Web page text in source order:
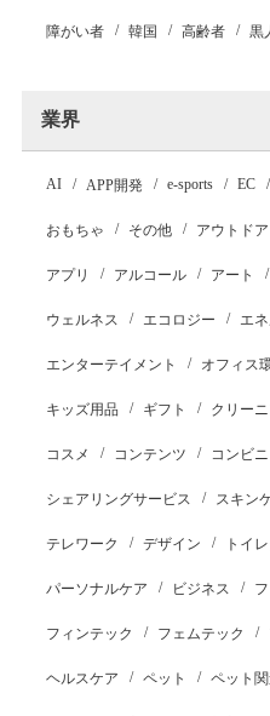
障がい者 韓国 高齢者 黒
業界
AI APP開発 e-sports EC
おもちゃ その他 アウトドア
アプリ アルコール アート
ウェルネス エコロジー エ
エンターテイメント オフィス
キッズ用品 ギフト クリー
コスメ コンテンツ コンビニ
シェアリングサービス スキン
テレワーク デザイン トイ
パーソナルケア ビジネス
フィンテック フェムテック
ヘルスケア ペット ペット